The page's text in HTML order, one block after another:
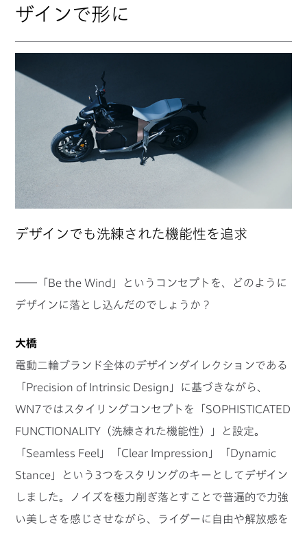
ザインで形に
デザインでも洗練された機能性を追求
――「Be the Wind」というコンセプトを、どのように
デザインに落とし込んだのでしょうか？
大橋
電動二輪ブランド全体のデザインダイレクションである
「Precision of Intrinsic Design」に基づきながら、
WN7ではスタイリングコンセプトを「SOPHISTICATED
FUNCTIONALITY（洗練された機能性）」と設定。
「Seamless Feel」「Clear Impression」「Dynamic
Stance」という3つをスタリングのキーとしてデザイン
しました。ノイズを極力削ぎ落とすことで普遍的で力強
い美しさを感じさせながら、ライダーに自由や解放感を